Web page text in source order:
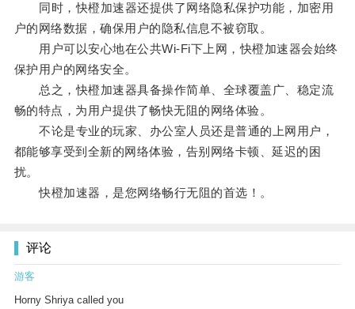
同时，快橙加速器还提供了网络隐私保护功能，加密用
户的网络数据，确保用户的隐私信息不被窃取。
用户可以安心地在公共Wi-Fi下上网，快橙加速器会始终
保护用户的网络安全。
总之，快橙加速器具备操作简单、全球覆盖广、稳定流
畅的特点，为用户提供了畅快无阻的网络体验。
不论是专业的玩家、办公室人员还是普通的上网用户，
都能够享受到全新的网络体验，告别网络卡顿、延迟的困
扰。
快橙加速器，是您网络畅行无阻的首选！。
评论
游客
Horny Shriya called you